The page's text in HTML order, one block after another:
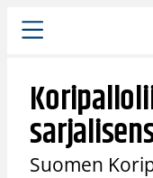
Siirry
sisältöön
Suomen